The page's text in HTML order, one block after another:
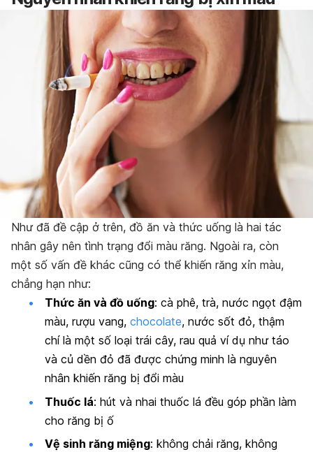
Như đã đề cập ở trên, đồ ăn và thức uống là hai tác
nhân gây nên tình trạng đổi màu răng. Ngoài ra, còn
một số vấn đề khác cũng có thể khiến răng xỉn màu,
chẳng hạn như:
Thức ăn và đồ uống: cà phê, trà, nước ngọt đậm
màu, rượu vang, chocolate, nước sốt đỏ, thậm
chí là một số loại trái cây, rau quả ví dụ như táo
và củ dền đỏ đã được chứng minh là nguyên
nhân khiến răng bị đổi màu
Thuốc lá: hút và nhai thuốc lá đều góp phần làm
cho răng bị ố
Vệ sinh răng miệng: không chải răng, không